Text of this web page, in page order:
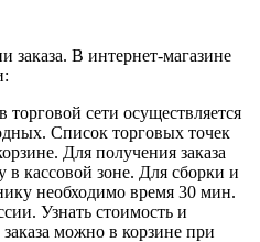
заказа. В интернет-магазине
торговой сети осуществляется
Список торговых точек
Для получения заказа
в кассовой зоне. Для сборки и
необходимо время 30 мин.
Узнать стоимость и
можно в корзине при